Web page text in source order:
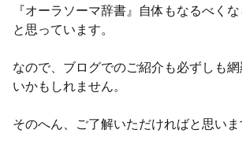
『オーラソーマ辞書』自体もなるべく
と思っています。
なので、ブログでのご紹介も必ずしも
いかもしれません。
そのへん、ご了解いただければと思いま